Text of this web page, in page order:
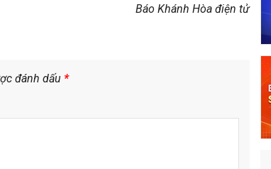
Báo Khánh Hòa điện tử
đánh dấu *